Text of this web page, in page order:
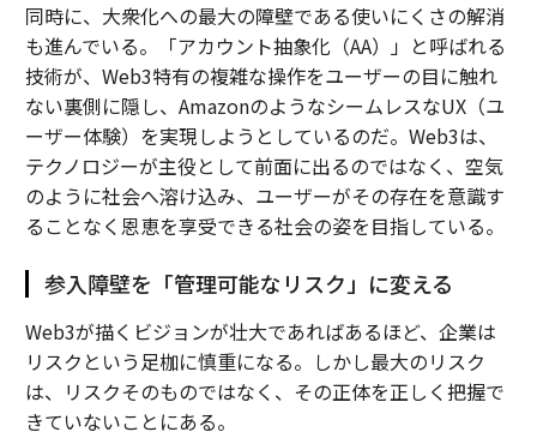
同時に、大衆化への最大の障壁である使いにくさの解消
も進んでいる。「アカウント抽象化（AA）」と呼ばれる
技術が、Web3特有の複雑な操作をユーザーの目に触れ
ない裏側に隠し、AmazonのようなシームレスなUX（ユ
ーザー体験）を実現しようとしているのだ。Web3は、
テクノロジーが主役として前面に出るのではなく、空気
のように社会へ溶け込み、ユーザーがその存在を意識す
ることなく恩恵を享受できる社会の姿を目指している。
参入障壁を「管理可能なリスク」に変える
Web3が描くビジョンが壮大であればあるほど、企業は
リスクという足枷に慎重になる。しかし最大のリスク
は、リスクそのものではなく、その正体を正しく把握で
きていないことにある。